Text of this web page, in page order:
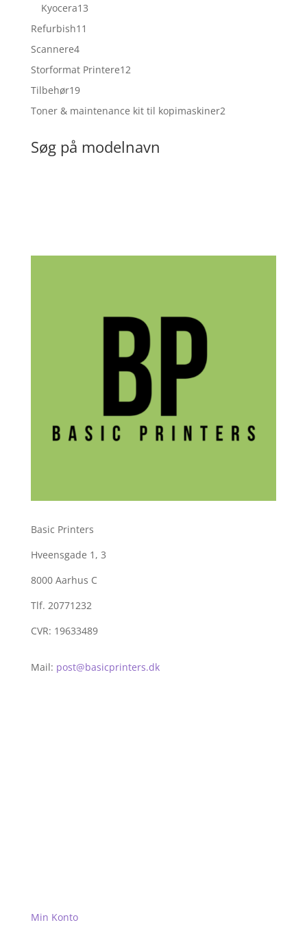
Kyocera1313
Refurbish11
Scannere44
varer
Storformat Printere1212
Tilbehør1919
varer
Toner & maintenance kit til kopimaskiner22
Søg på modelnavn
Basic Printers
Hveensgade 1, 3
8000 Aarhus C
Tlf. 20771232
CVR: 19633489
Mail: post@basicprinters.dk
Min Konto